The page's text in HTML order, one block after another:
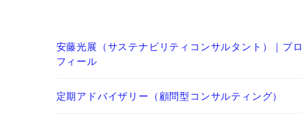
安藤光展（サステナビリティコンサルタント）｜プロ
フィール
定期アドバイザリー（顧問型コンサルティング）